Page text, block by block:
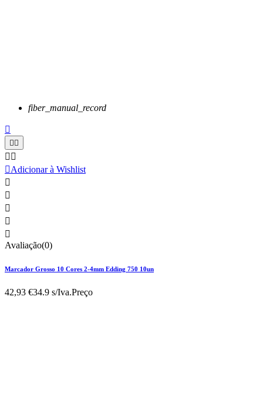
fiber_manual_record

 
 
Adicionar à Wishlist





Avaliação(0)
Marcador Grosso 10 Cores 2-4mm Edding 750 10un
42,93 €34.9 s/Iva.Preço